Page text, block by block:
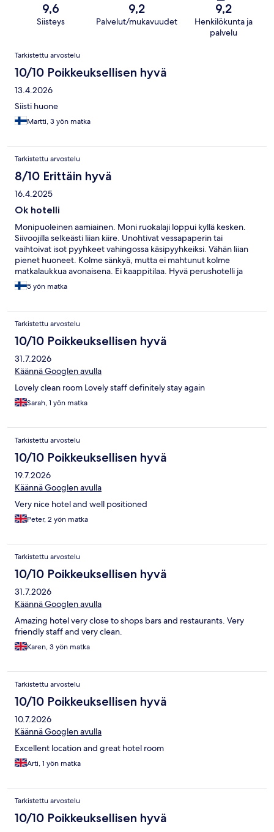
9,6
Siisteys
9,2
Palvelut/mukavuudet
9,2
Henkilökunta ja
palvelu
Arvostelut
Tarkistettu arvostelu
10/10 Poikkeuksellisen hyvä
13.4.2026
Siisti huone
Martti, 3 yön matka
Tarkistettu arvostelu
8/10 Erittäin hyvä
16.4.2025
Ok hotelli
Monipuoleinen aamiainen. Moni ruokalaji loppui kyllä kesken.
Siivoojilla selkeästi liian kiire. Unohtivat vessapaperin tai
vaihtoivat isot pyyhkeet vahingossa käsipyyhkeiksi. Vähän liian
pienet huoneet. Kolme sänkyä, mutta ei mahtunut kolme
matkalaukkua avonaisena. Ei kaappitilaa. Hyvä perushotelli ja
ihan siisti.
5 yön matka
Tarkistettu arvostelu
10/10 Poikkeuksellisen hyvä
31.7.2026
Käännä Googlen avulla
Lovely clean room Lovely staff definitely stay again
Sarah, 1 yön matka
Tarkistettu arvostelu
10/10 Poikkeuksellisen hyvä
19.7.2026
Käännä Googlen avulla
Very nice hotel and well positioned
Peter, 2 yön matka
Tarkistettu arvostelu
10/10 Poikkeuksellisen hyvä
31.7.2026
Käännä Googlen avulla
Amazing hotel very close to shops bars and restaurants. Very
friendly staff and very clean.
Karen, 3 yön matka
Tarkistettu arvostelu
10/10 Poikkeuksellisen hyvä
10.7.2026
Käännä Googlen avulla
Excellent location and great hotel room
Arti, 1 yön matka
Tarkistettu arvostelu
10/10 Poikkeuksellisen hyvä